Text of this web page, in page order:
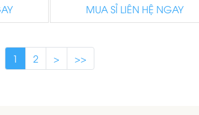
MUA SỈ LIÊN HỆ NGAY
1 2 > >>